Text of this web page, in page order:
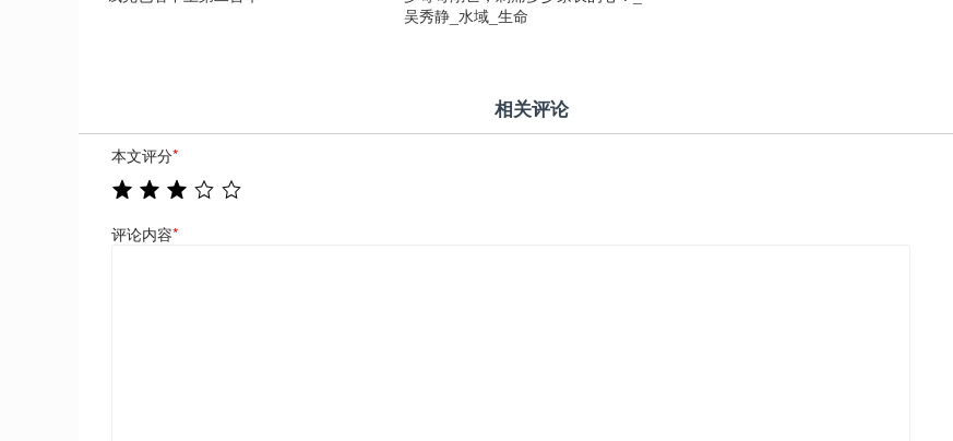
吴秀静_水域_生命
相关评论
本文评分*
评论内容*